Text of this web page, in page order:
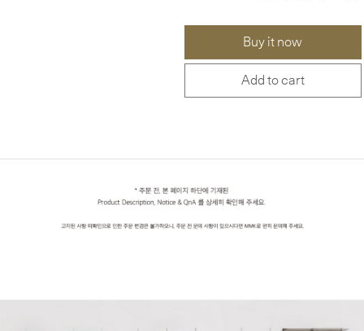
Buy it now
Add to cart